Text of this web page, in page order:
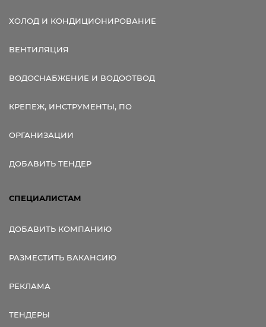
ХОЛОД И КОНДИЦИОНИРОВАНИЕ
ВЕНТИЛЯЦИЯ
ВОДОСНАБЖЕНИЕ И ВОДООТВОД
КРЕПЕЖ, ИНСТРУМЕНТЫ, ПО
ОРГАНИЗАЦИИ
ДОБАВИТЬ ТЕНДЕР
СПЕЦИАЛИСТАМ
ДОБАВИТЬ КОМПАНИЮ
РАЗМЕСТИТЬ ВАКАНСИЮ
РЕКЛАМА
ТЕНДЕРЫ